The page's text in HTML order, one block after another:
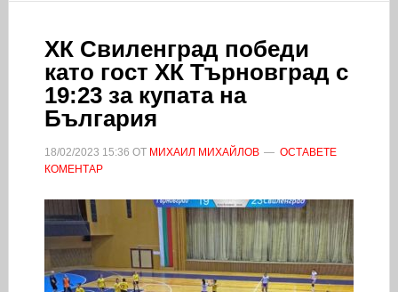
ХК Свиленград победи
като гост ХК Търновград с
19:23 за купата на
България
18/02/2023 15:36 ОТ МИХАИЛ МИХАЙЛОВ
ОСТАВЕТЕ
КОМЕНТАР